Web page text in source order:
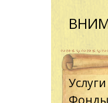
Услуги
Фонды